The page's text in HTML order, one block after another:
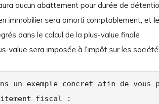
aura aucun abattement pour durée de
immobilier sera amorti comptablement, et
dans le calcul de la plus-value finale
value sera imposée à l’impôt sur les
un exemple concret afin de
fiscal :